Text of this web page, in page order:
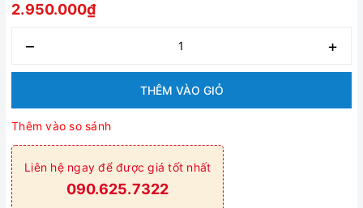
2.950.000₫
– +
THÊM VÀO GIỎ
Thêm vào so sánh
Liên hệ ngay để được giá tốt nhất
090.625.7322